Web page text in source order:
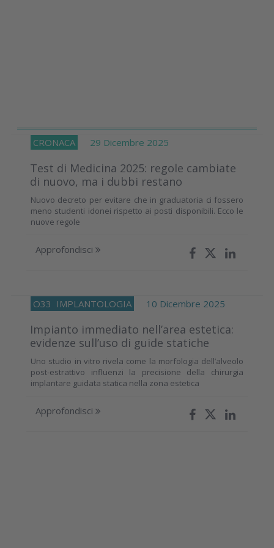
CRONACA 29 Dicembre 2025
Test di Medicina 2025: regole cambiate
di nuovo, ma i dubbi restano
Nuovo decreto per evitare che in graduatoria ci fossero
meno studenti idonei rispetto ai posti disponibili. Ecco le
nuove regole
Approfondisci
O33 IMPLANTOLOGIA 10 Dicembre 2025
Impianto immediato nell’area estetica:
evidenze sull’uso di guide statiche
Uno studio in vitro rivela come la morfologia dell’alveolo
post-estrattivo influenzi la precisione della chirurgia
implantare guidata statica nella zona estetica
Approfondisci